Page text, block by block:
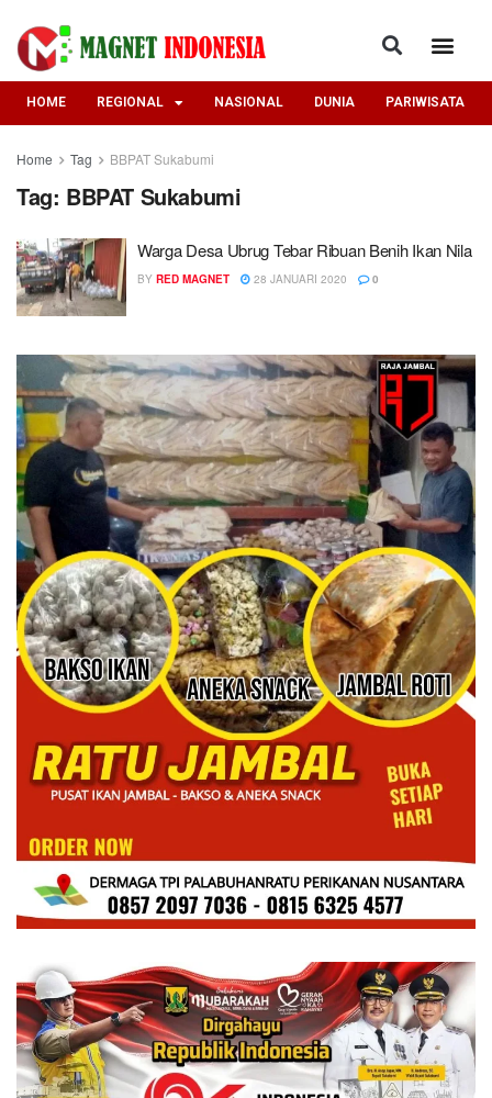
HOME REGIONAL NASIONAL DUNIA PARIWISATA
Home Tag BBPAT Sukabumi
Tag: BBPAT Sukabumi
Warga Desa Ubrug Tebar Ribuan Benih Ikan Nila
BY RED MAGNET 28 JANUARI 2020 0